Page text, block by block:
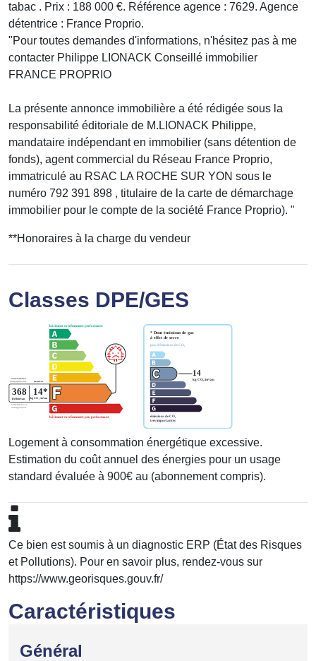
tabac . Prix : 188 000 €. Référence agence : 7629. Agence
détentrice : France Proprio.
"Pour toutes demandes d'informations, n'hésitez pas à me
contacter Philippe LIONACK Conseillé immobilier
FRANCE PROPRIO
La présente annonce immobilière a été rédigée sous la
responsabilité éditoriale de M.LIONACK Philippe,
mandataire indépendant en immobilier (sans détention de
fonds), agent commercial du Réseau France Proprio,
immatriculé au RSAC LA ROCHE SUR YON sous le
numéro 792 391 898 , titulaire de la carte de démarchage
immobilier pour le compte de la société France Proprio). "
**Honoraires à la charge du vendeur
Classes DPE/GES
Logement à consommation énergétique excessive.
Estimation du coût annuel des énergies pour un usage
standard évaluée à 900€ au (abonnement compris).
Ce bien est soumis à un diagnostic ERP (État des Risques
et Pollutions). Pour en savoir plus, rendez-vous sur
https://www.georisques.gouv.fr/
Caractéristiques
Général